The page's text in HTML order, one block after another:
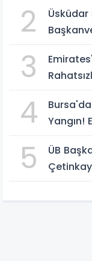
2
Üsküdar
3
4
Yangın!
5
ÜB